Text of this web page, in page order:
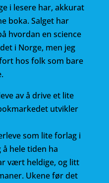
i lesere har, akkurat
boka. Salget har
hvordan en science
i Norge, men jeg
hos folk som bare
av å drive et lite
utvikler
som lite forlag i
hele tiden ha
vært heldige, og litt
Ukene før det